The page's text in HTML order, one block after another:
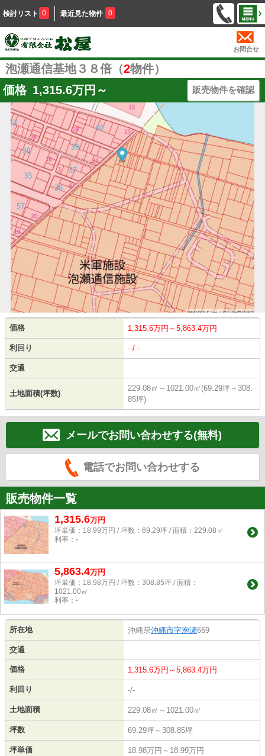
検討リスト 0 最近見た物件 0
お問合せ
泡瀬通信基地３８倍（2物件）
価格 1,315.6万円～ 販売物件を確認
価格 1,315.6万円～5,863.4万円
利回り - / -
交通
土地面積(坪数)
229.08㎡～1021.00㎡(69.29坪～308.
85坪)
メールでお問い合わせする(無料)
電話でお問い合わせする
販売物件一覧
1,315.6万円
坪単価：18.99万円 / 坪数：69.29坪 / 面積：229.08㎡
利率：-
5,863.4万円
坪単価：18.98万円 / 坪数：308.85坪 / 面積：
1021.00㎡
利率：-
所在地 沖縄県沖縄市字泡瀬669
交通
価格 1,315.6万円～5,863.4万円
利回り -/-
土地面積 229.08㎡～1021.00㎡
坪数 69.29坪～308.85坪
坪単価 18.98万円～18.99万円